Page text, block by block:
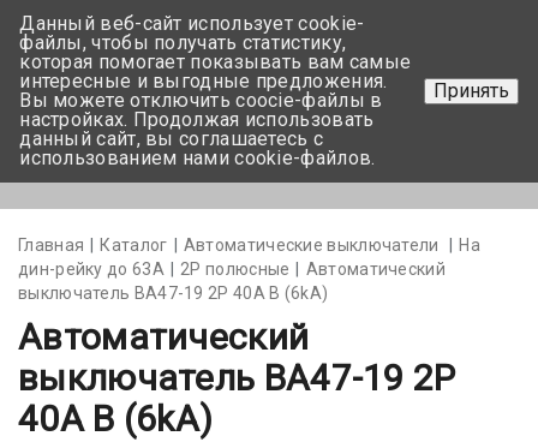
+375 17-350-99-56
+375 44-752-82-08
Задать вопрос
Главная Каталог Автоматические выключатели
На
дин-рейку до 63А
2Р полюсные
Автоматический
выключатель BA47-19 2P 40A В (6kА)
Автоматический
выключатель BA47-19 2P
40A В (6kА)
Данный веб-сайт использует cookie-
файлы, чтобы получать статистику,
которая помогает показывать вам самые
интересные и выгодные предложения.
Вы можете отключить coocie-файлы в
настройках. Продолжая использовать
данный сайт, вы соглашаетесь с
использованием нами cookie-файлов.
Принять